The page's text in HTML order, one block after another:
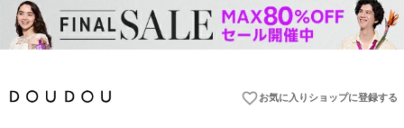
favorite_borderお気に入りショップに登録する